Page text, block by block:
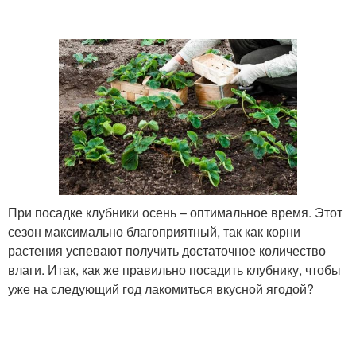
При посадке клубники осень – оптимальное время. Этот
сезон максимально благоприятный, так как корни
растения успевают получить достаточное количество
влаги. Итак, как же правильно посадить клубнику, чтобы
уже на следующий год лакомиться вкусной ягодой?